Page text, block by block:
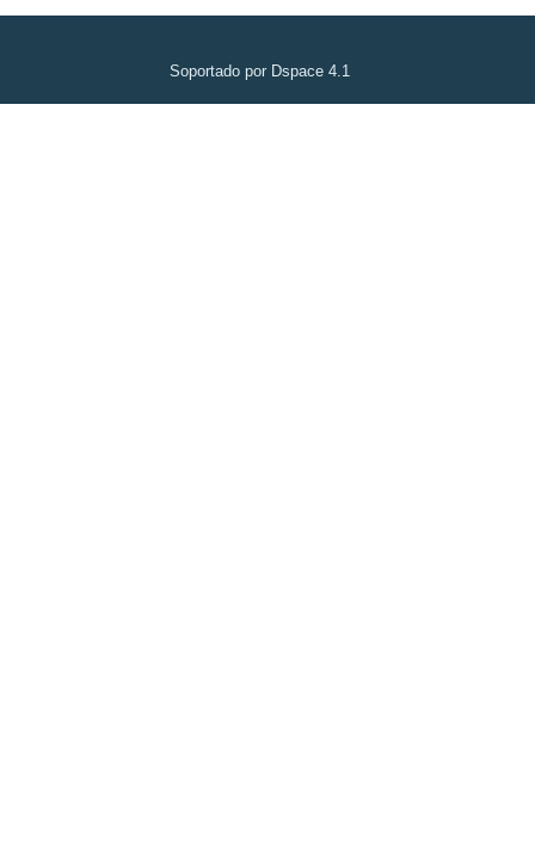
Soportado por Dspace 4.1